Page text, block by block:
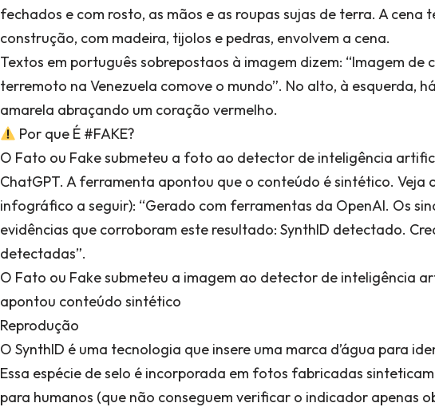
fechados e com rosto, as mãos e as roupas sujas de terra. A cena
construção, com madeira, tijolos e pedras, envolvem a cena.
Textos em português sobrepostaos à imagem dizem: “Imagem
terremoto na Venezuela comove o mundo”. No alto, à esquerda,
amarela abraçando um coração vermelho.
Por que É #FAKE?
O Fato ou Fake submeteu a foto ao detector de inteligência
ChatGPT. A ferramenta apontou que o conteúdo é sintético. Veja
infográfico a seguir): “Gerado com ferramentas da OpenAI. Os
evidências que corroboram este resultado: SynthID detectado.
detectadas”.
O Fato ou Fake submeteu a imagem ao detector de inteligência
apontou conteúdo sintético
Reprodução
O SynthID é uma tecnologia que insere uma marca d’água para
Essa espécie de selo é incorporada em fotos fabricadas
para humanos (que não conseguem verificar o indicador apenas